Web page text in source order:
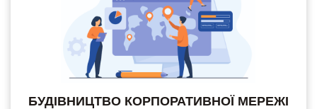
БУДІВНИЦТВО КОРПОРАТИВНОЇ МЕРЕЖІ